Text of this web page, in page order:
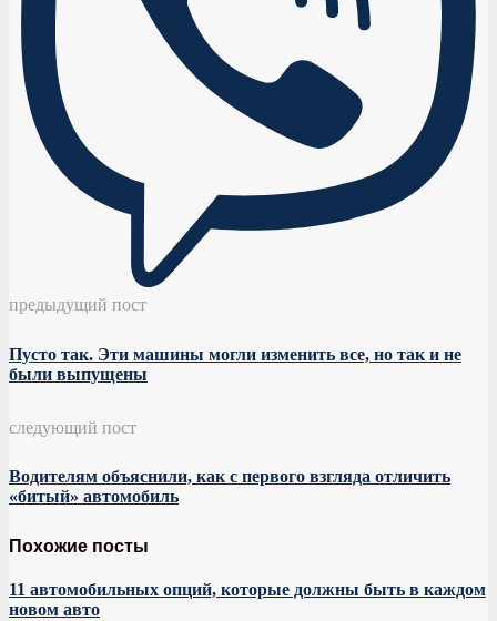
предыдущий пост
Пусто так. Эти машины могли изменить все, но так и не
были выпущены
следующий пост
Водителям объяснили, как с первого взгляда отличить
«битый» автомобиль
Похожие посты
11 автомобильных опций, которые должны быть в каждом
новом авто